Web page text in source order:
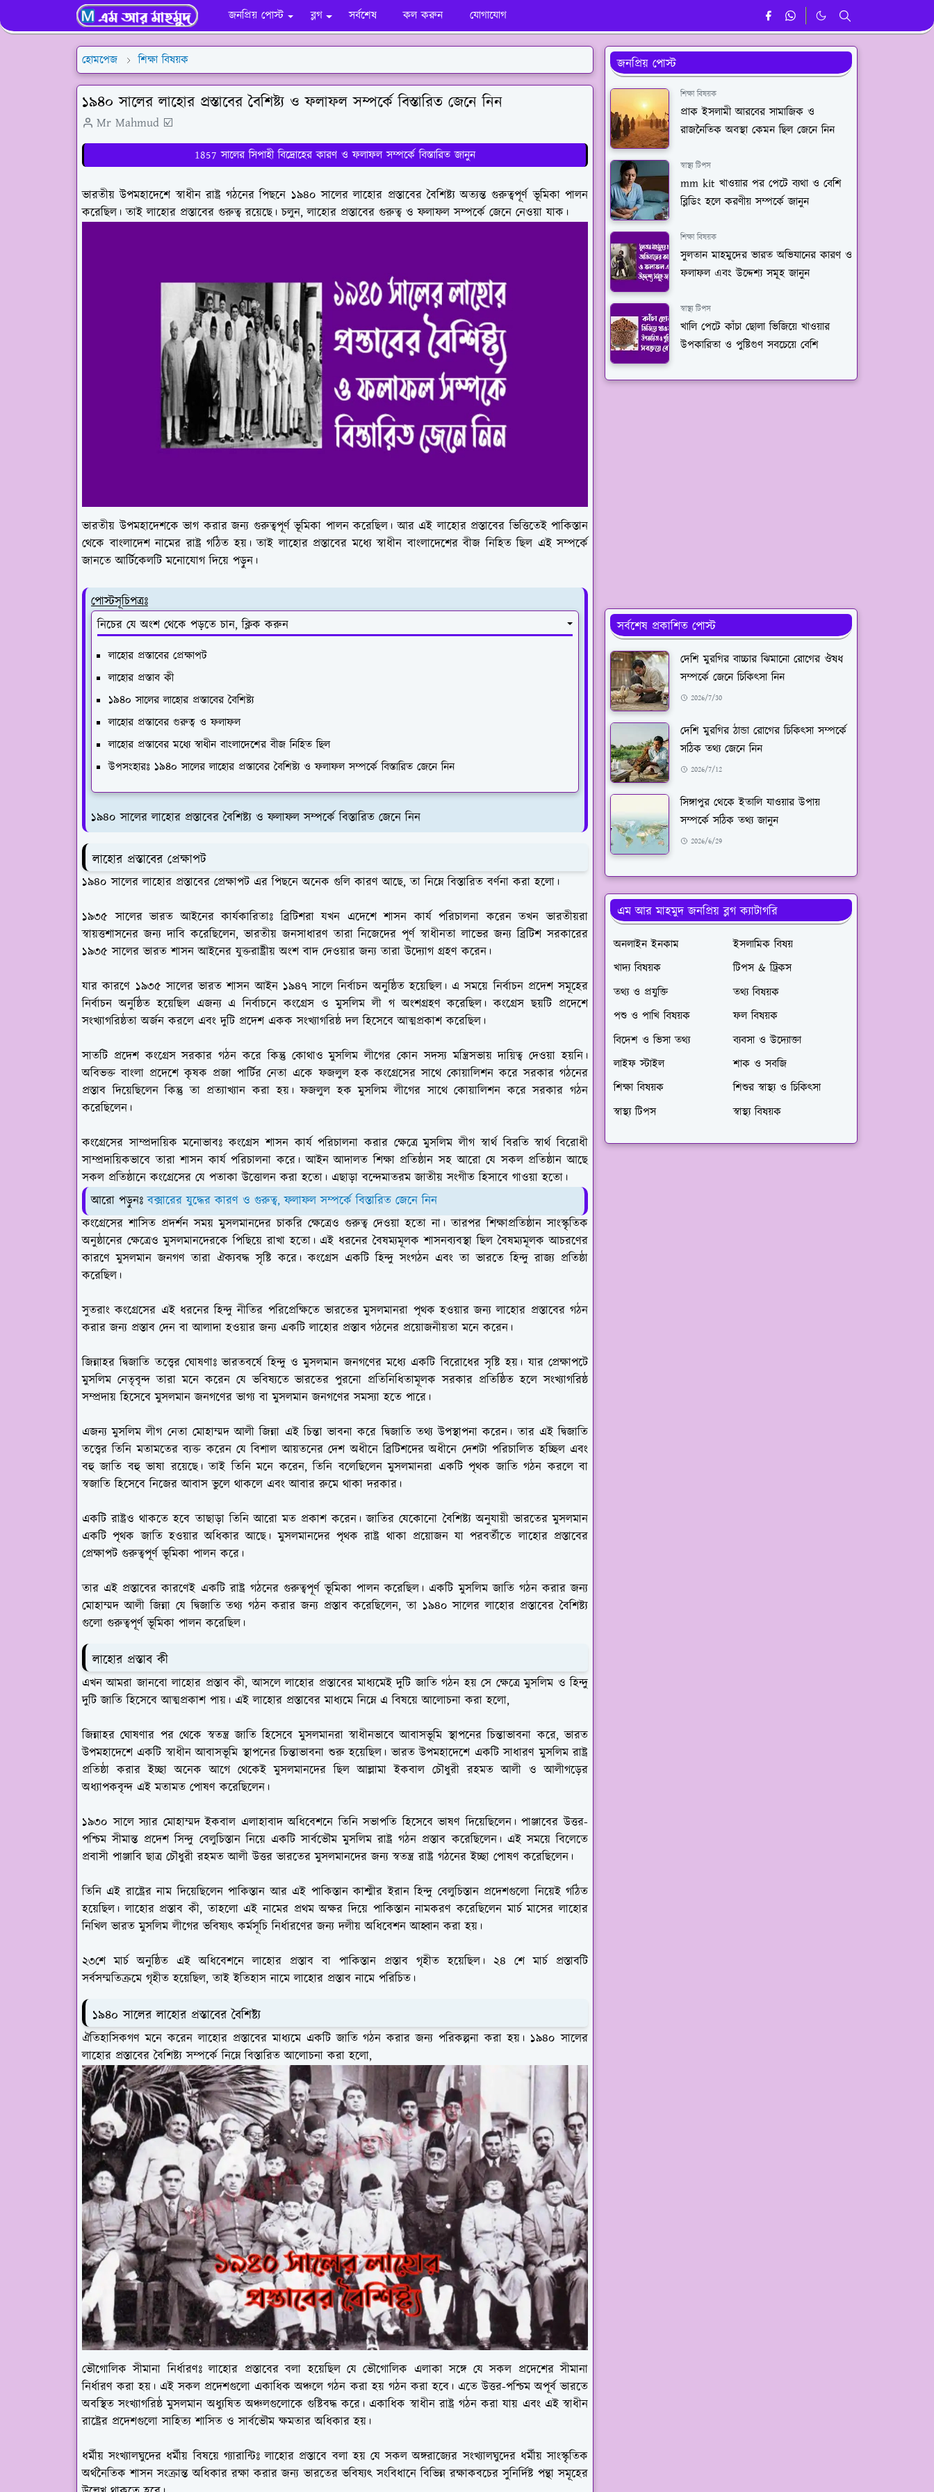
জনপ্রিয় পোস্ট ব্লগ সর্বশেষ কল করুন যোগাযোগ
হোমপেজ শিক্ষা বিষয়ক
১৯৪০ সালের লাহোর প্রস্তাবের বৈশিষ্ট্য ও ফলাফল সম্পর্কে বিস্তারিত জেনে নিন
Mr Mahmud ☑️
1857 সালের সিপাহী বিদ্রোহের কারণ ও ফলাফল সম্পর্কে বিস্তারিত জানুন
ভারতীয় উপমহাদেশে স্বাধীন রাষ্ট্র গঠনের পিছনে ১৯৪০ সালের লাহোর প্রস্তাবের বৈশিষ্ট্য অত্যন্ত গুরুত্বপূর্ণ ভূমিকা পালন
করেছিল। তাই লাহোর প্রস্তাবের গুরুত্ব রয়েছে। চলুন, লাহোর প্রস্তাবের গুরুত্ব ও ফলাফল সম্পর্কে জেনে নেওয়া যাক।
ভারতীয় উপমহাদেশকে ভাগ করার জন্য গুরুত্বপূর্ণ ভূমিকা পালন করেছিল। আর এই লাহোর প্রস্তাবের ভিত্তিতেই পাকিস্তান
থেকে বাংলাদেশ নামের রাষ্ট্র গঠিত হয়। তাই লাহোর প্রস্তাবের মধ্যে স্বাধীন বাংলাদেশের বীজ নিহিত ছিল এই সম্পর্কে
জানতে আর্টিকেলটি মনোযোগ দিয়ে পড়ুন।
পোস্টসূচিপত্রঃ
নিচের যে অংশ থেকে পড়তে চান, ক্লিক করুন
লাহোর প্রস্তাবের প্রেক্ষাপট
লাহোর প্রস্তাব কী
১৯৪০ সালের লাহোর প্রস্তাবের বৈশিষ্ট্য
লাহোর প্রস্তাবের গুরুত্ব ও ফলাফল
লাহোর প্রস্তাবের মধ্যে স্বাধীন বাংলাদেশের বীজ নিহিত ছিল
উপসংহারঃ ১৯৪০ সালের লাহোর প্রস্তাবের বৈশিষ্ট্য ও ফলাফল সম্পর্কে বিস্তারিত জেনে নিন
১৯৪০ সালের লাহোর প্রস্তাবের বৈশিষ্ট্য ও ফলাফল সম্পর্কে বিস্তারিত জেনে নিন
লাহোর প্রস্তাবের প্রেক্ষাপট
১৯৪০ সালের লাহোর প্রস্তাবের প্রেক্ষাপট এর পিছনে অনেক গুলি কারণ আছে, তা নিম্নে বিস্তারিত বর্ণনা করা হলো।
১৯৩৫ সালের ভারত আইনের কার্যকারিতাঃ ব্রিটিশরা যখন এদেশে শাসন কার্য পরিচালনা করেন তখন ভারতীয়রা
স্বায়ত্তশাসনের জন্য দাবি করেছিলেন, ভারতীয় জনসাধারণ তারা নিজেদের পূর্ণ স্বাধীনতা লাভের জন্য ব্রিটিশ সরকারের
১৯৩৫ সালের ভারত শাসন আইনের যুক্তরাষ্ট্রীয় অংশ বাদ দেওয়ার জন্য তারা উদ্যোগ গ্রহণ করেন।
যার কারণে ১৯৩৫ সালের ভারত শাসন আইন ১৯৪৭ সালে নির্বাচন অনুষ্ঠিত হয়েছিল। এ সময়ে নির্বাচন প্রদেশ সমূহের
নির্বাচন অনুষ্ঠিত হয়েছিল এজন্য এ নির্বাচনে কংগ্রেস ও মুসলিম লী গ অংশগ্রহণ করেছিল। কংগ্রেস ছয়টি প্রদেশে
সংখ্যাগরিষ্ঠতা অর্জন করলে এবং দুটি প্রদেশ একক সংখ্যাগরিষ্ঠ দল হিসেবে আত্মপ্রকাশ করেছিল।
সাতটি প্রদেশ কংগ্রেস সরকার গঠন করে কিন্তু কোথাও মুসলিম লীগের কোন সদস্য মন্ত্রিসভায় দায়িত্ব দেওয়া হয়নি।
অবিভক্ত বাংলা প্রদেশে কৃষক প্রজা পার্টির নেতা একে ফজলুল হক কংগ্রেসের সাথে কোয়ালিশন করে সরকার গঠনের
প্রস্তাব দিয়েছিলেন কিন্তু তা প্রত্যাখ্যান করা হয়। ফজলুল হক মুসলিম লীগের সাথে কোয়ালিশন করে সরকার গঠন
করেছিলেন।
কংগ্রেসের সাম্প্রদায়িক মনোভাবঃ কংগ্রেস শাসন কার্য পরিচালনা করার ক্ষেত্রে মুসলিম লীগ স্বার্থ বিরতি স্বার্থ বিরোধী
সাম্প্রদায়িকভাবে তারা শাসন কার্য পরিচালনা করে। আইন আদালত শিক্ষা প্রতিষ্ঠান সহ আরো যে সকল প্রতিষ্ঠান আছে
সকল প্রতিষ্ঠানে কংগ্রেসের যে পতাকা উত্তোলন করা হতো। এছাড়া বন্দেমাতরম জাতীয় সংগীত হিসাবে গাওয়া হতো।
আরো পড়ুনঃবক্সারের যুদ্ধের কারণ ও গুরুত্ব, ফলাফল সম্পর্কে বিস্তারিত জেনে নিন
কংগ্রেসের শাসিত প্রদর্শন সময় মুসলমানদের চাকরি ক্ষেত্রেও গুরুত্ব দেওয়া হতো না। তারপর শিক্ষাপ্রতিষ্ঠান সাংস্কৃতিক
অনুষ্ঠানের ক্ষেত্রেও মুসলমানদেরকে পিছিয়ে রাখা হতো। এই ধরনের বৈষম্যমূলক শাসনব্যবস্থা ছিল বৈষম্যমূলক আচরণের
কারণে মুসলমান জনগণ তারা ঐক্যবদ্ধ সৃষ্টি করে। কংগ্রেস একটি হিন্দু সংগঠন এবং তা ভারতে হিন্দু রাজ্য প্রতিষ্ঠা
করেছিল।
সুতরাং কংগ্রেসের এই ধরনের হিন্দু নীতির পরিপ্রেক্ষিতে ভারতের মুসলমানরা পৃথক হওয়ার জন্য লাহোর প্রস্তাবের গঠন
করার জন্য প্রস্তাব দেন বা আলাদা হওয়ার জন্য একটি লাহোর প্রস্তাব গঠনের প্রয়োজনীয়তা মনে করেন।
জিন্নাহর দ্বিজাতি তত্ত্বের ঘোষণাঃ ভারতবর্ষে হিন্দু ও মুসলমান জনগণের মধ্যে একটি বিরোধের সৃষ্টি হয়। যার প্রেক্ষাপটে
মুসলিম নেতৃবৃন্দ তারা মনে করেন যে ভবিষ্যতে ভারতের পুরনো প্রতিনিধিতামূলক সরকার প্রতিষ্ঠিত হলে সংখ্যাগরিষ্ঠ
সম্প্রদায় হিসেবে মুসলমান জনগণের ভাগ্য বা মুসলমান জনগণের সমস্যা হতে পারে।
এজন্য মুসলিম লীগ নেতা মোহাম্মদ আলী জিন্না এই চিন্তা ভাবনা করে দ্বিজাতি তথ্য উপস্থাপনা করেন। তার এই দ্বিজাতি
তত্ত্বের তিনি মতামতের ব্যক্ত করেন যে বিশাল আয়তনের দেশ অধীনে ব্রিটিশদের অধীনে দেশটা পরিচালিত হচ্ছিল এবং
বহু জাতি বহু ভাষা রয়েছে। তাই তিনি মনে করেন, তিনি বলেছিলেন মুসলমানরা একটি পৃথক জাতি গঠন করলে বা
স্বজাতি হিসেবে নিজের আবাস ভুলে থাকলে এবং আবার রুমে থাকা দরকার।
একটি রাষ্ট্রও থাকতে হবে তাছাড়া তিনি আরো মত প্রকাশ করেন। জাতির যেকোনো বৈশিষ্ট্য অনুযায়ী ভারতের মুসলমান
একটি পৃথক জাতি হওয়ার অধিকার আছে। মুসলমানদের পৃথক রাষ্ট্র থাকা প্রয়োজন যা পরবর্তীতে লাহোর প্রস্তাবের
প্রেক্ষাপট গুরুত্বপূর্ণ ভূমিকা পালন করে।
তার এই প্রস্তাবের কারণেই একটি রাষ্ট্র গঠনের গুরুত্বপূর্ণ ভূমিকা পালন করেছিল। একটি মুসলিম জাতি গঠন করার জন্য
মোহাম্মদ আলী জিন্না যে দ্বিজাতি তথ্য গঠন করার জন্য প্রস্তাব করেছিলেন, তা ১৯৪০ সালের লাহোর প্রস্তাবের বৈশিষ্ট্য
গুলো গুরুত্বপূর্ণ ভূমিকা পালন করেছিল।
লাহোর প্রস্তাব কী
এখন আমরা জানবো লাহোর প্রস্তাব কী, আসলে লাহোর প্রস্তাবের মাধ্যমেই দুটি জাতি গঠন হয় সে ক্ষেত্রে মুসলিম ও হিন্দু
দুটি জাতি হিসেবে আত্মপ্রকাশ পায়। এই লাহোর প্রস্তাবের মাধ্যমে নিম্নে এ বিষয়ে আলোচনা করা হলো,
জিন্নাহর ঘোষণার পর থেকে স্বতন্ত্র জাতি হিসেবে মুসলমানরা স্বাধীনভাবে আবাসভূমি স্থাপনের চিন্তাভাবনা করে, ভারত
উপমহাদেশে একটি স্বাধীন আবাসভূমি স্থাপনের চিন্তাভাবনা শুরু হয়েছিল। ভারত উপমহাদেশে একটি সাধারণ মুসলিম রাষ্ট্র
প্রতিষ্ঠা করার ইচ্ছা অনেক আগে থেকেই মুসলমানদের ছিল আল্লামা ইকবাল চৌধুরী রহমত আলী ও আলীগড়ের
অধ্যাপকবৃন্দ এই মতামত পোষণ করেছিলেন।
১৯৩০ সালে স্যার মোহাম্মদ ইকবাল এলাহাবাদ অধিবেশনে তিনি সভাপতি হিসেবে ভাষণ দিয়েছিলেন। পাঞ্জাবের উত্তর-
পশ্চিম সীমান্ত প্রদেশ সিন্দু বেলুচিস্তান নিয়ে একটি সার্বভৌম মুসলিম রাষ্ট্র গঠন প্রস্তাব করেছিলেন। এই সময়ে বিলেতে
প্রবাসী পাঞ্জাবি ছাত্র চৌধুরী রহমত আলী উত্তর ভারতের মুসলমানদের জন্য স্বতন্ত্র রাষ্ট্র গঠনের ইচ্ছা পোষণ করেছিলেন।
তিনি এই রাষ্ট্রের নাম দিয়েছিলেন পাকিস্তান আর এই পাকিস্তান কাশ্মীর ইরান হিন্দু বেলুচিস্তান প্রদেশগুলো নিয়েই গঠিত
হয়েছিল। লাহোর প্রস্তাব কী, তাহলো এই নামের প্রথম অক্ষর দিয়ে পাকিস্তান নামকরণ করেছিলেন মার্চ মাসের লাহোর
নিখিল ভারত মুসলিম লীগের ভবিষ্যৎ কর্মসূচি নির্ধারণের জন্য দলীয় অধিবেশন আহ্বান করা হয়।
২৩শে মার্চ অনুষ্ঠিত এই অধিবেশনে লাহোর প্রস্তাব বা পাকিস্তান প্রস্তাব গৃহীত হয়েছিল। ২৪ শে মার্চ প্রস্তাবটি
সর্বসম্মতিক্রমে গৃহীত হয়েছিল, তাই ইতিহাস নামে লাহোর প্রস্তাব নামে পরিচিত।
১৯৪০ সালের লাহোর প্রস্তাবের বৈশিষ্ট্য
ঐতিহাসিকগণ মনে করেন লাহোর প্রস্তাবের মাধ্যমে একটি জাতি গঠন করার জন্য পরিকল্পনা করা হয়। ১৯৪০ সালের
লাহোর প্রস্তাবের বৈশিষ্ট্য সম্পর্কে নিম্নে বিস্তারিত আলোচনা করা হলো,
ভৌগোলিক সীমানা নির্ধারণঃলাহোর প্রস্তাবের বলা হয়েছিল যে ভৌগোলিক এলাকা সঙ্গে যে সকল প্রদেশের সীমানা
নির্ধারণ করা হয়। এই সকল প্রদেশগুলো একাধিক অঞ্চলে গঠন করা হয় গঠন করা হবে। এতে উত্তর-পশ্চিম অপূর্ব ভারতে
অবস্থিত সংখ্যাগরিষ্ঠ মুসলমান অধ্যুষিত অঞ্চলগুলোকে গুষ্টিবদ্ধ করে। একাধিক স্বাধীন রাষ্ট্র গঠন করা যায় এবং এই স্বাধীন
রাষ্ট্রের প্রদেশগুলো সাহিত্য শাসিত ও সার্বভৌম ক্ষমতার অধিকার হয়।
ধর্মীয় সংখ্যালঘুদের ধর্মীয় বিষয়ে গ্যারান্টিঃলাহোর প্রস্তাবে বলা হয় যে সকল অঙ্গরাজ্যের সংখ্যালঘুদের ধর্মীয় সাংস্কৃতিক
অর্থনৈতিক শাসন সংক্রান্ত অধিকার রক্ষা করার জন্য ভারতের ভবিষ্যৎ সংবিধানে বিভিন্ন রক্ষাকবচের সুনির্দিষ্ট পন্থা সমূহের
জনপ্রিয় পোস্ট
শিক্ষা বিষয়ক
প্রাক ইসলামী আরবের সামাজিক ও
রাজনৈতিক অবস্থা কেমন ছিল জেনে নিন
স্বাস্থ্য টিপস
mm kit খাওয়ার পর পেটে ব্যথা ও বেশি
ব্লিডিং হলে করণীয় সম্পর্কে জানুন
শিক্ষা বিষয়ক
সুলতান মাহমুদের ভারত অভিযানের কারণ ও
ফলাফল এবং উদ্দেশ্য সমূহ জানুন
স্বাস্থ্য টিপস
খালি পেটে কাঁচা ছোলা ভিজিয়ে খাওয়ার
উপকারিতা ও পুষ্টিগুণ সবচেয়ে বেশি
সর্বশেষ প্রকাশিত পোস্ট
দেশি মুরগির বাচ্চার ঝিমানো রোগের ঔষধ
সম্পর্কে জেনে চিকিৎসা নিন
2026/7/30
দেশি মুরগির ঠান্ডা রোগের চিকিৎসা সম্পর্কে
সঠিক তথ্য জেনে নিন
2026/7/12
সিঙ্গাপুর থেকে ইতালি যাওয়ার উপায়
সম্পর্কে সঠিক তথ্য জানুন
2026/6/29
এম আর মাহমুদ জনপ্রিয় ব্লগ ক্যাটাগরি
অনলাইন ইনকাম
ইসলামিক বিষয়
খাদ্য বিষয়ক
টিপস & ট্রিকস
তথ্য ও প্রযুক্তি
তথ্য বিষয়ক
পশু ও পাখি বিষয়ক
ফল বিষয়ক
বিদেশ ও ভিসা তথ্য
ব্যবসা ও উদ্যোক্তা
লাইফ স্টাইল
শাক ও সবজি
শিক্ষা বিষয়ক
শিশুর স্বাস্থ্য ও চিকিৎসা
স্বাস্থ্য টিপস
স্বাস্থ্য বিষয়ক